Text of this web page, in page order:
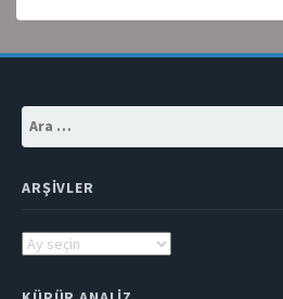
Arama:
ARŞIVLER
Arşivler